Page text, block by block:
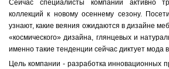
Сейчас специалисты компании активно
коллекций к новому осеннему сезону.
узнают, какие веяния ожидаются в дизайне
«космического» дизайна, глянцевых и
именно такие тенденции сейчас диктует мода
Цель компании - разработка инновационных